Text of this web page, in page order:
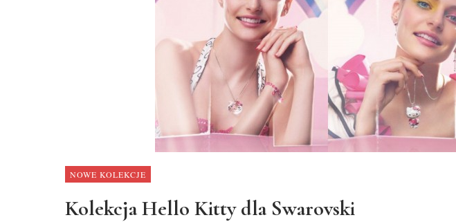
NOWE KOLEKCJE
Kolekcja Hello Kitty dla Swarovski